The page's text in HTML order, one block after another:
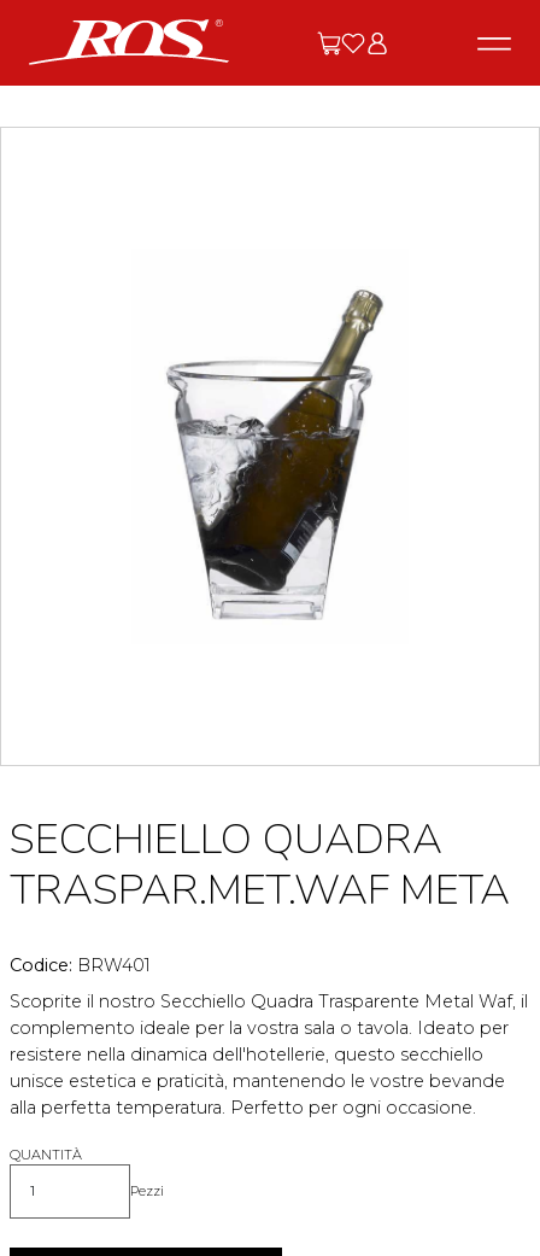
SECCHIELLO QUADRA
TRASPAR.MET.WAF META
Codice: BRW401
Scoprite il nostro Secchiello Quadra Trasparente Metal Waf, il
complemento ideale per la vostra sala o tavola. Ideato per
resistere nella dinamica dell'hotellerie, questo secchiello
unisce estetica e praticità, mantenendo le vostre bevande
alla perfetta temperatura. Perfetto per ogni occasione.
QUANTITÀ
Quantità Pezzi